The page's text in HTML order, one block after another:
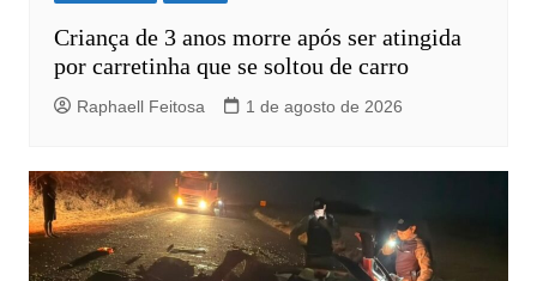
Criança de 3 anos morre após ser atingida
por carretinha que se soltou de carro
Raphaell Feitosa 1 de agosto de 2026